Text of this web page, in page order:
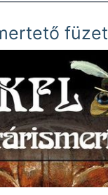
füzet